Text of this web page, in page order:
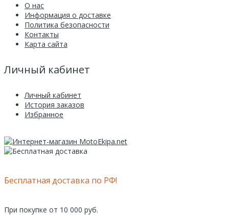
О нас
Информация о доставке
Политика безопасности
Контакты
Карта сайта
Личный кабинет
Личный кабинет
История заказов
Избранное
Бесплатная доставка по РФ!
При покупке от 10 000 руб.